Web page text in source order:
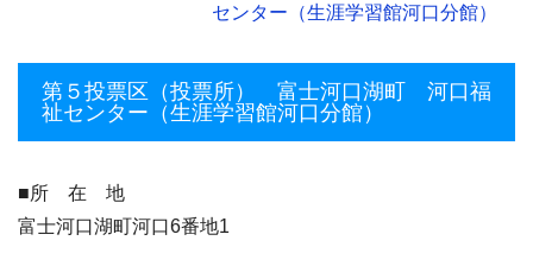
センター（生涯学習館河口分館）
第５投票区（投票所） 富士河口湖町 河口福
祉センター（生涯学習館河口分館）
■所 在 地
富士河口湖町河口6番地1